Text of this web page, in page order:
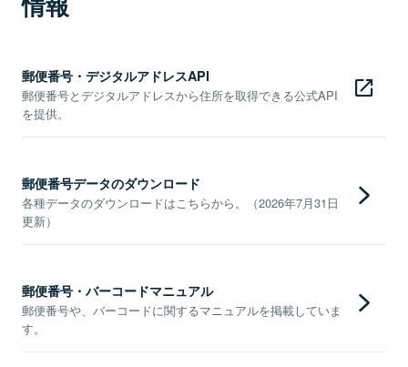
郵便番号・デジタルアドレスAPI
郵便番号とデジタルアドレスから住所を取得できる公式API
を提供。
郵便番号データのダウンロード
各種データのダウンロードはこちらから。（2026年7月31日
更新）
郵便番号・バーコードマニュアル
郵便番号や、バーコードに関するマニュアルを掲載していま
す。